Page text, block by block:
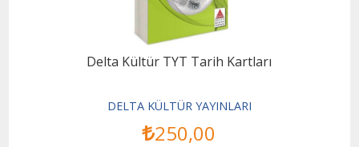
Delta Kültür TYT Tarih Kartları
DELTA KÜLTÜR YAYINLARI
250,00